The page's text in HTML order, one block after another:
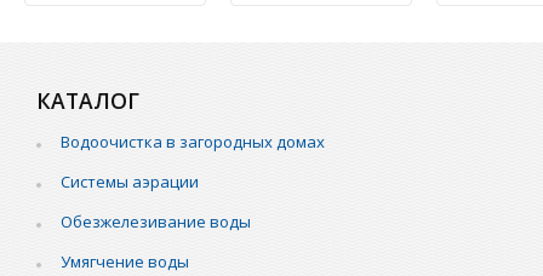
КАТАЛОГ
Водоочистка в загородных домах
Системы аэрации
Обезжелезивание воды
Умягчение воды